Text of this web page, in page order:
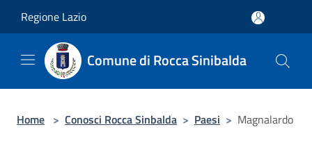
Regione Lazio
Comune di Rocca Sinibalda
Home > Conosci Rocca Sinbalda > Paesi > Magnalardo